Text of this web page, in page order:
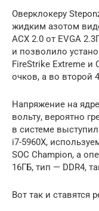
Оверклокеру
жидким азотом
ACX 2.0 от EVGA
и позволило
FireStrike Extreme и
очков, а во второй
Напряжение на
вольту, вероятно
в системе
i7-5960X,
SOC Champion, а
16ГБ, тип — DDR4,
Вот так и ставятся